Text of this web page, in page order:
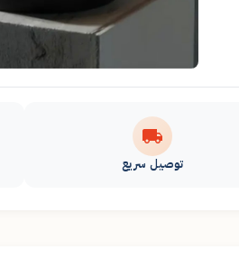
توصيل سريع